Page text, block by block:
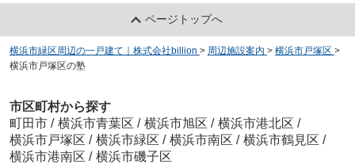
ページトップへ
横浜市緑区周辺の一戸建て｜株式会社billion > 周辺施設案内 > 横浜市戸塚区 >
横浜市戸塚区の塾
市区町村から探す
町田市 / 横浜市青葉区 / 横浜市旭区 / 横浜市港北区 /
横浜市戸塚区 / 横浜市緑区 / 横浜市南区 / 横浜市鶴見区 /
横浜市港南区 / 横浜市磯子区